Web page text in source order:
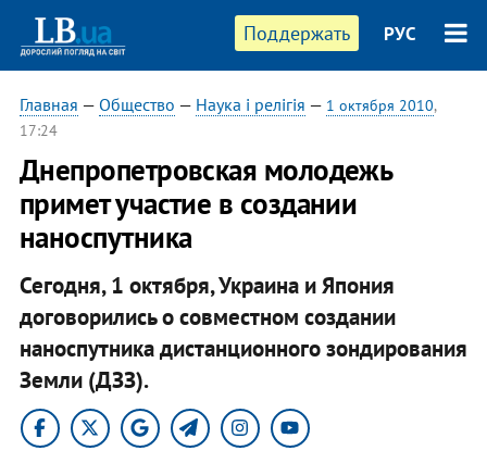
Поддержать РУС
Главная — Общество — Наука і релігія — 1 октября 2010,
17:24
Днепропетровская молодежь
примет участие в создании
наноспутника
Сегодня, 1 октября, Украина и Япония
договорились о совместном создании
наноспутника дистанционного зондирования
Земли (ДЗЗ).​